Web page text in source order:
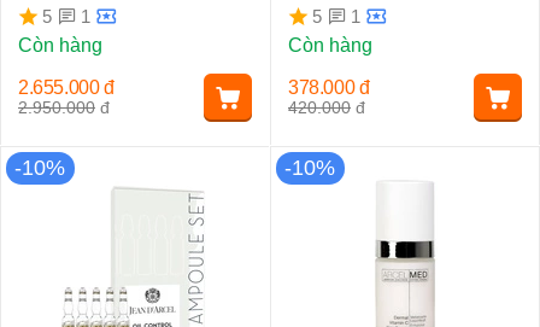
5
1
Còn hàng
2.950.000 đ
2.655.000 đ
5
1
Còn hàng
420.000 đ
378.000 đ
-10% -10%